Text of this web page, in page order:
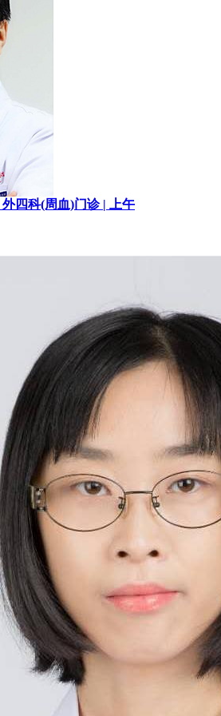
外四科(周血)门诊 | 上午